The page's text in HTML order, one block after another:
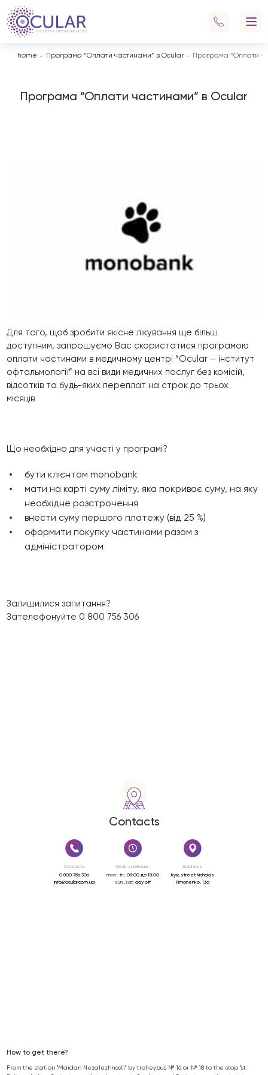
home Програма “Оплати частинами” в Ocular Програма “Оплати
Програма “Оплати частинами” в Ocular
Для того, щоб зробити якісне лікування ще більш
доступним, запрошуємо Вас скористатися програмою
оплати частинами в медичному центрі “Ocular – інститут
офтальмології” на всі види медичних послуг без комісій,
відсотків та будь-яких переплат на строк до трьох
місяців
Що необхідно для участі у програмі?
бути клієнтом monobank
мати на карті суму ліміту, яка покриває суму, на яку
необхідне розстрочення
внести суму першого платежу (від 25 %)
оформити покупку частинами разом з
адміністратором
Залишилися запитання?
Зателефонуйте 0 800 756 306
Contacts
Contacts
0 800 756 306
info@ocular.com.ua
Work schedule:
mon.-fri.: 09:00 до 18:00
sun.,sat: day off
Address:
Kyiv, street Nicholas
Pimonenko, 13a
How to get there?
From the station "Maidan Nezalezhnosti" by trolleybus № 16 or № 18 to the stop "st.